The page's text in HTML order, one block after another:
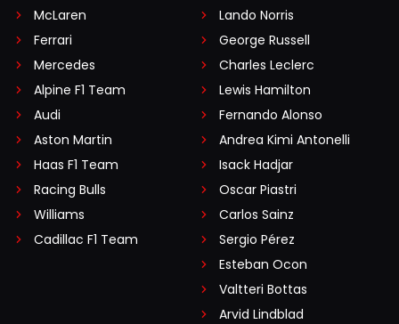
McLaren
Ferrari
Mercedes
Alpine F1 Team
Audi
Aston Martin
Haas F1 Team
Racing Bulls
Williams
Cadillac F1 Team
Lando Norris
George Russell
Charles Leclerc
Lewis Hamilton
Fernando Alonso
Andrea Kimi Antonelli
Isack Hadjar
Oscar Piastri
Carlos Sainz
Sergio Pérez
Esteban Ocon
Valtteri Bottas
Arvid Lindblad